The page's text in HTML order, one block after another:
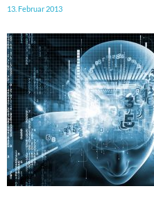
13. Februar 2013